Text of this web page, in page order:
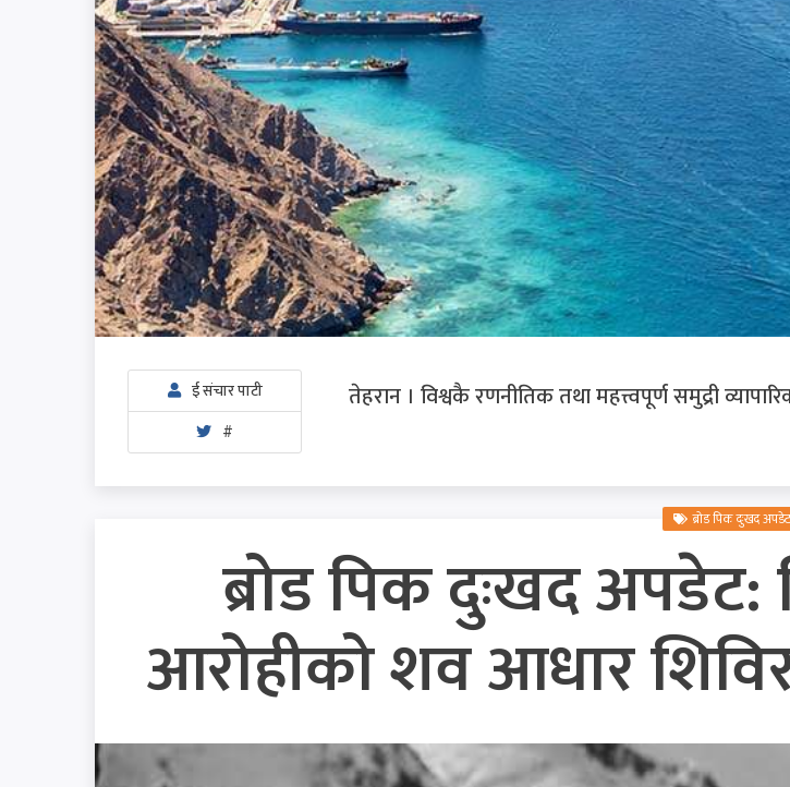
ई संचार पाटी
#
तेहरान । विश्वकै रणनीतिक तथा महत्त्वपूर्ण समुद्री
ब्रोड पिक दुःखद अपडेट
ब्रोड पिक दुःखद अपडेट:
आरोहीको शव आधार